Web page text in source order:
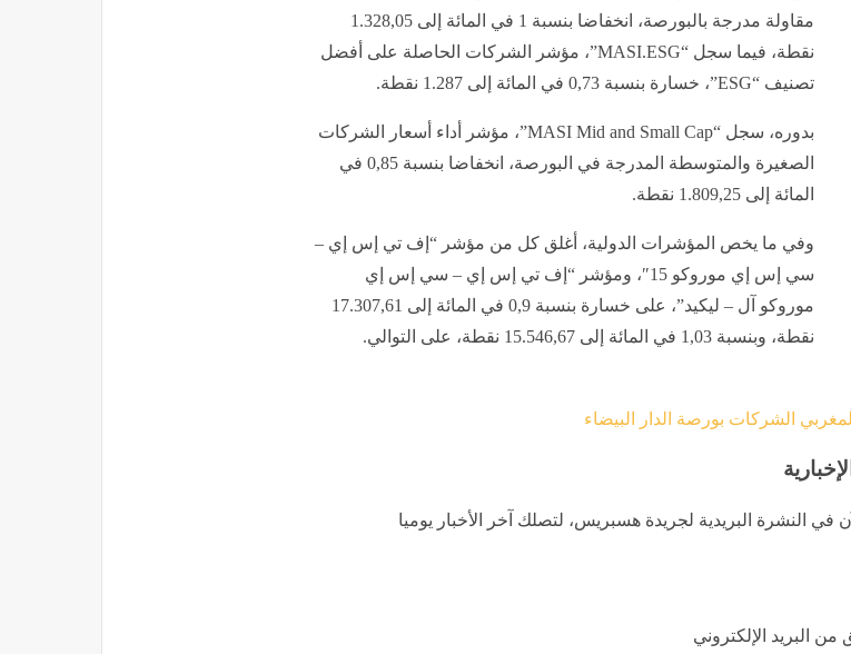
مقاولة مدرجة بالبورصة، انخفاضا بنسبة 1 في المائة إلى 1.328,05
نقطة، فيما سجل “MASI.ESG”، مؤشر الشركات الحاصلة على أفضل
تصنيف “ESG”، خسارة بنسبة 0,73 في المائة إلى 1.287 نقطة.
بدوره، سجل “MASI Mid and Small Cap”، مؤشر أداء أسعار الشركات
الصغيرة والمتوسطة المدرجة في البورصة، انخفاضا بنسبة 0,85 في
المائة إلى 1.809,25 نقطة.
وفي ما يخص المؤشرات الدولية، أغلق كل من مؤشر “إف تي إس إي –
سي إس إي موروكو 15″، ومؤشر “إف تي إس إي – سي إس إي
موروكو آل – ليكيد”، على خسارة بنسبة 0,9 في المائة إلى 17.307,61
نقطة، وبنسبة 1,03 في المائة إلى 15.546,67 نقطة، على التوالي.
الشركات بورصة الدار البيضاء
في النشرة البريدية لجريدة هسبريس، لتصلك آخر الأخبار يوميا
البريد الإلكتروني